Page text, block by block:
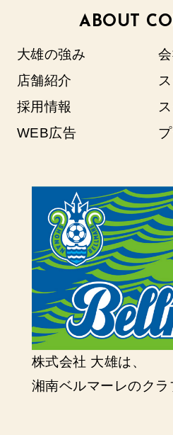
ABOUT
大雄の強み
店舗紹介
採用情報
WEB広告
株式会社 大雄は、
湘南ベルマーレのク